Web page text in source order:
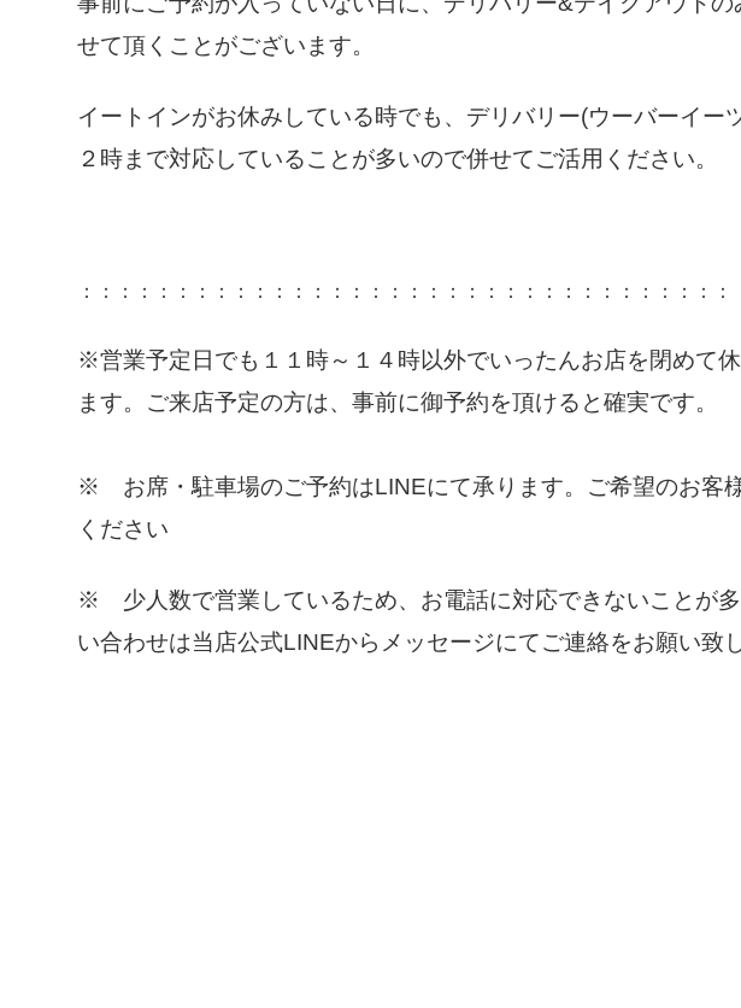
せて頂くことがございます。
イートインがお休みしている時でも、デリバリー(ウーバーイー
２時まで対応していることが多いので併せてご活用ください。
：：：：：：：：：：：：：：：：：：：：：：：：：：：：：：：：：：
※営業予定日でも１１時～１４時以外でいったんお店を閉めて
ます。ご来店予定の方は、事前に御予約を頂けると確実です。
※ お席・駐車場のご予約はLINEにて承ります。ご希望のお客
ください
※ 少人数で営業しているため、お電話に対応できないことが
い合わせは当店公式LINEからメッセージにてご連絡をお願い致